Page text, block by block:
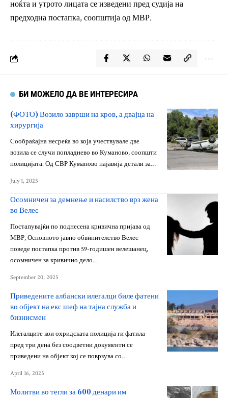
ноќта и утрото лицата се изведени пред судија на
предходна постапка, соопштија од МВР.
БИ МОЖЕЛО ДА ВЕ ИНТЕРЕСИРА
(ФОТО) Возило заврши на кров, а двајца на
хирургија
Сообраќајна несреќа во која учествувале две
возила се случи попладнево во Куманово, соопшти
полицијата. Од СВР Куманово најавија детали за…
July 1, 2025
Осомничен за демнење и насилство врз жена
во Велес
Постапувајќи по поднесена кривична пријава од
МВР, Основното јавно обвинителство Велес
поведе постапка против 59-годишен велешанец,
осомничен за кривично дело…
September 20, 2025
Приведените албански илегалци биле фатени
во објект на екс шеф на тајна служба и
бизнисмен
Илегалците кои охридската полиција ги фатила
пред три дена без соодветни документи се
приведени на објект кој се поврзува со…
April 16, 2025
Молитви во тегли за 600 денари им